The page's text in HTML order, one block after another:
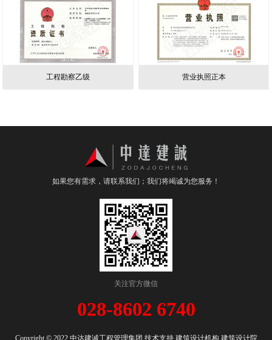
工程勘察乙级 营业执照正本
如果您有需求，请联系我们；我们将竭诚为您服务！
关注官方微信
028-8602 6740